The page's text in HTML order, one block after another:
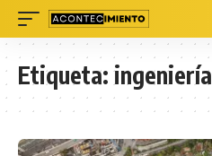
Etiqueta: